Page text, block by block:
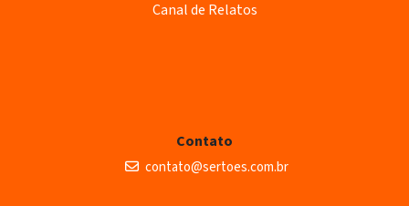
Canal de Relatos
Contato
contato@sertoes.com.br